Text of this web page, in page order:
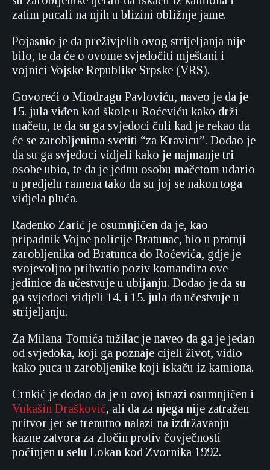
zatim pucali na njih u blizini obližnje jame.
Pojasnio je da preživjelih ovog strijeljanja nije
bilo, te da će o ovome svjedočiti mještani i
vojnici Vojske Republike Srpske (VRS).
Govoreći o Miodragu Pavloviću, naveo je da je
15. jula viđen kod škole u Roćeviću kako drži
mačetu, te da su ga svjedoci čuli kad je rekao da
će se zarobljenima svetiti “za Kravicu”. Dodao je
da su ga svjedoci vidjeli kako je najmanje tri
osobe ubio, te da je jednu osobu mačetom udario
u predjelu ramena tako da su joj se nakon toga
vidjela pluća.
Radenko Zarić je osumnjičen da je, kao
pripadnik Vojne policije Bratunac, bio u pratnji
zarobljenika od Bratunca do Roćevića, gdje je
svojevoljno prihvatio poziv komandira ove
jedinice da učestvuje u ubijanju. Dodao je da su
ga svjedoci vidjeli 14. i 15. jula da učestvuje u
strijeljanju.
Za Milana Tomića tužilac je naveo da ga je jedan
od svjedoka, koji ga poznaje cijeli život, vidio
kako puca u zarobljenike koji iskaču iz kamiona.
Crnkić je dodao da je u ovoj istrazi osumnjičen i
Vukašin Drašković, ali da za njega nije zatražen
pritvor jer se trenutno nalazi na izdržavanju
kazne zatvora za zločin protiv čovječnosti
počinjen u selu Lokan kod Zvornika 1992.